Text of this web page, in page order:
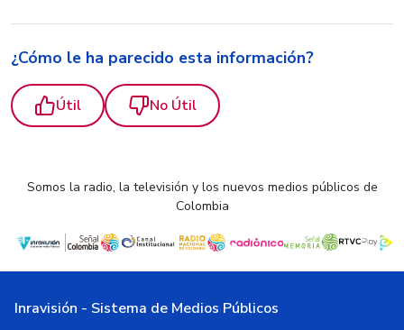
¿Cómo le ha parecido esta información?
Útil No Útil
Somos la radio, la televisión y los nuevos medios públicos de
Colombia
Inravisión - Sistema de Medios Públicos